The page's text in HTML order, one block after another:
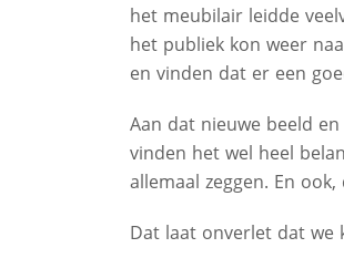
het meubilair leidde
het publiek kon weer
en vinden dat er een
Aan dat nieuwe beeld
vinden het wel heel
allemaal zeggen. En
Dat laat onverlet dat we